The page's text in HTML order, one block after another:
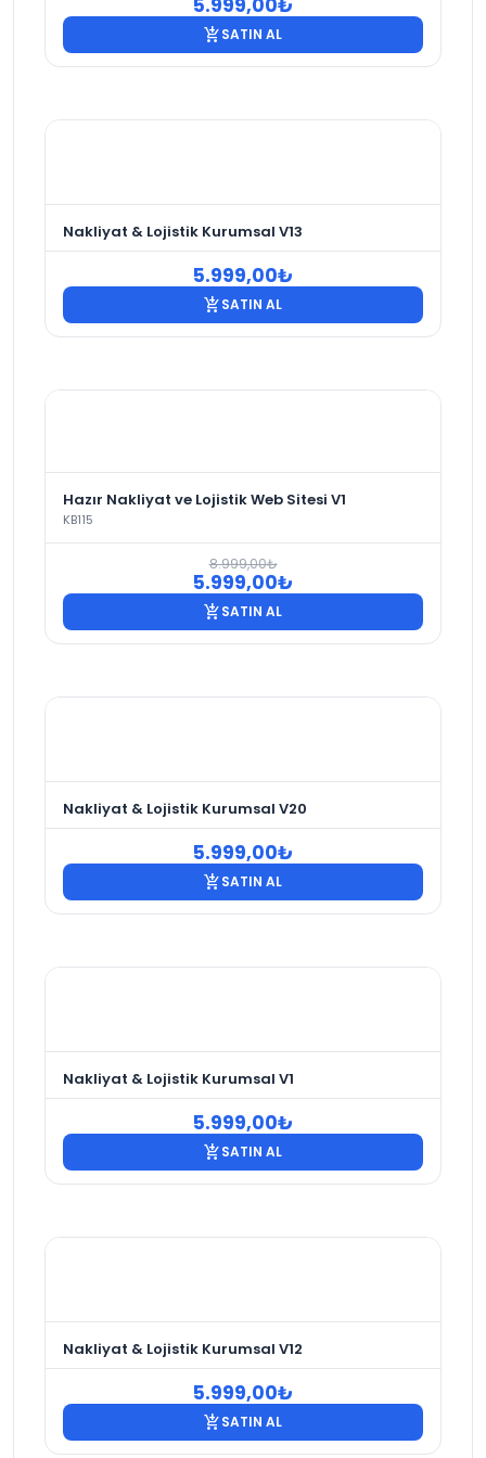
5.999,00₺
add_shopping_cartSATIN AL
Nakliyat & Lojistik Kurumsal V13
5.999,00₺
add_shopping_cartSATIN AL
Hazır Nakliyat ve Lojistik Web Sitesi V1
KB115
8.999,00₺
Orijinal
fiyat:
8.999,00₺.
5.999,00₺
fiyat:
5.999,00₺.
add_shopping_cartSATIN AL
Nakliyat & Lojistik Kurumsal V20
5.999,00₺
add_shopping_cartSATIN AL
Nakliyat & Lojistik Kurumsal V1
5.999,00₺
add_shopping_cartSATIN AL
Nakliyat & Lojistik Kurumsal V12
5.999,00₺
add_shopping_cartSATIN AL